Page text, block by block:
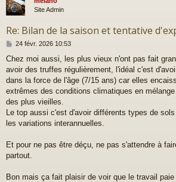
Site Admin
Re: Bilan de la saison et tentative
M
s
s
a
g
24 févr. 2026 10:53
Chez moi aussi, les plus vieux n'ont pas fait
avoir des truffes régulièrement, l'idéal c'est
dans la force de l'âge (7/15 ans) car elles
extrêmes des conditions climatiques en
des plus vieilles.
Le top aussi c'est d'avoir différents types de
les variations interannuelles.
Et pour ne pas être déçu, ne pas s'attendre à
partout.
Bon mais ça fait plaisir de voir que le travail